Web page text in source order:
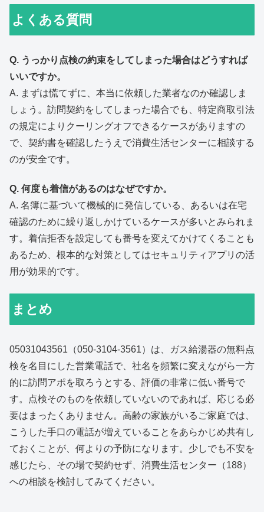
よくある質問
Q. うっかり点検の約束をしてしまった場合はどうすれば
いいですか。
A. まずは慌てずに、本当に依頼した業者なのか確認しま
しょう。訪問契約をしてしまった場合でも、特定商取引法
の規定によりクーリングオフできるケースがありますの
で、契約書を確認したうえで消費生活センターに相談する
のが安全です。
Q. 何度も着信があるのはなぜですか。
A. 名簿に基づいて機械的に発信している、あるいは在宅
確認のために繰り返しかけているケースが多いとみられま
す。着信拒否を設定しても番号を変えてかけてくることも
あるため、根本的な対策としてはセキュリティアプリの活
用が効果的です。
まとめ
05031043561（050-3104-3561）は、ガス給湯器の無料点
検を名目にした営業電話で、社名を頻繁に変えながら一方
的に訪問アポを取ろうとする、評価の非常に低い番号で
す。点検そのものを依頼していないのであれば、応じる必
要はまったくありません。高齢の家族がいるご家庭では、
こうした手口の電話が増えていることをあらかじめ共有し
ておくことが、何よりの予防になります。少しでも不安を
感じたら、その場で契約せず、消費生活センター（188）
への相談を検討してみてください。